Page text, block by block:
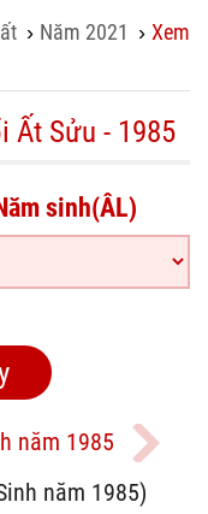
› Năm 2021 ›Xem
Ất Sửu - 1985
sinh(ÂL)
năm 1985
năm 1985)